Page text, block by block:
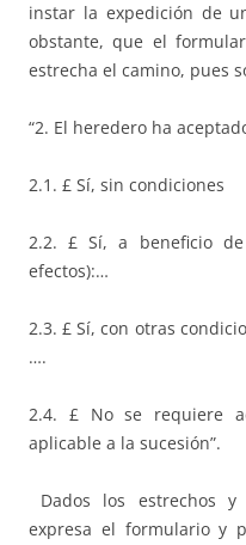
instar la expedición de
obstante, que el
estrecha el camino, pues
“2. El heredero ha
2.1. £ Sí, sin condiciones
2.2. £ Sí, a beneficio de
efectos):…
2.3. £ Sí, con otras
….
2.4. £ No se requiere
aplicable a la sucesión”.
Dados los estrechos
expresa el formulario y